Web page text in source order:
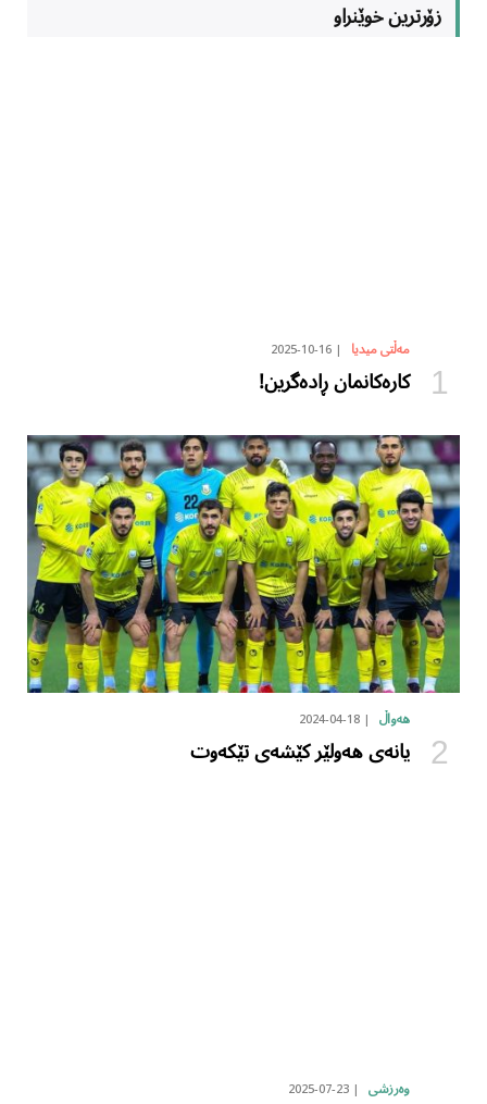
زۆرترین خوێنراو
مەڵتی میدیا 2025-10-16
کارەکانمان ڕادەگرین!
هەواڵ 2024-04-18
یانەی هەولێر کێشەی تێکەوت
وەرزشی 2025-07-23